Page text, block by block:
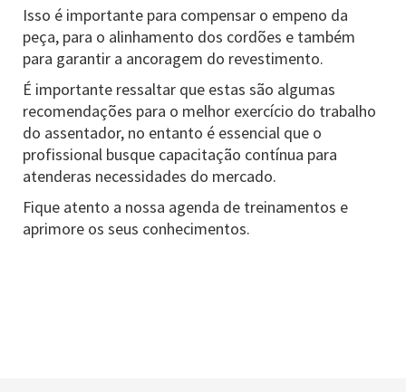
Isso é importante para compensar o empeno da
peça, para o alinhamento dos cordões e também
para garantir a ancoragem do revestimento.
É importante ressaltar que estas são algumas
recomendações para o melhor exercício do trabalho
do assentador, no entanto é essencial que o
profissional busque capacitação contínua para
atenderas necessidades do mercado.
Fique atento a nossa agenda de treinamentos e
aprimore os seus conhecimentos.